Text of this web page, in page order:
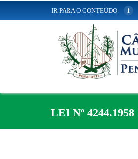
IR PARA O CONTEÚDO 1
LEI Nº